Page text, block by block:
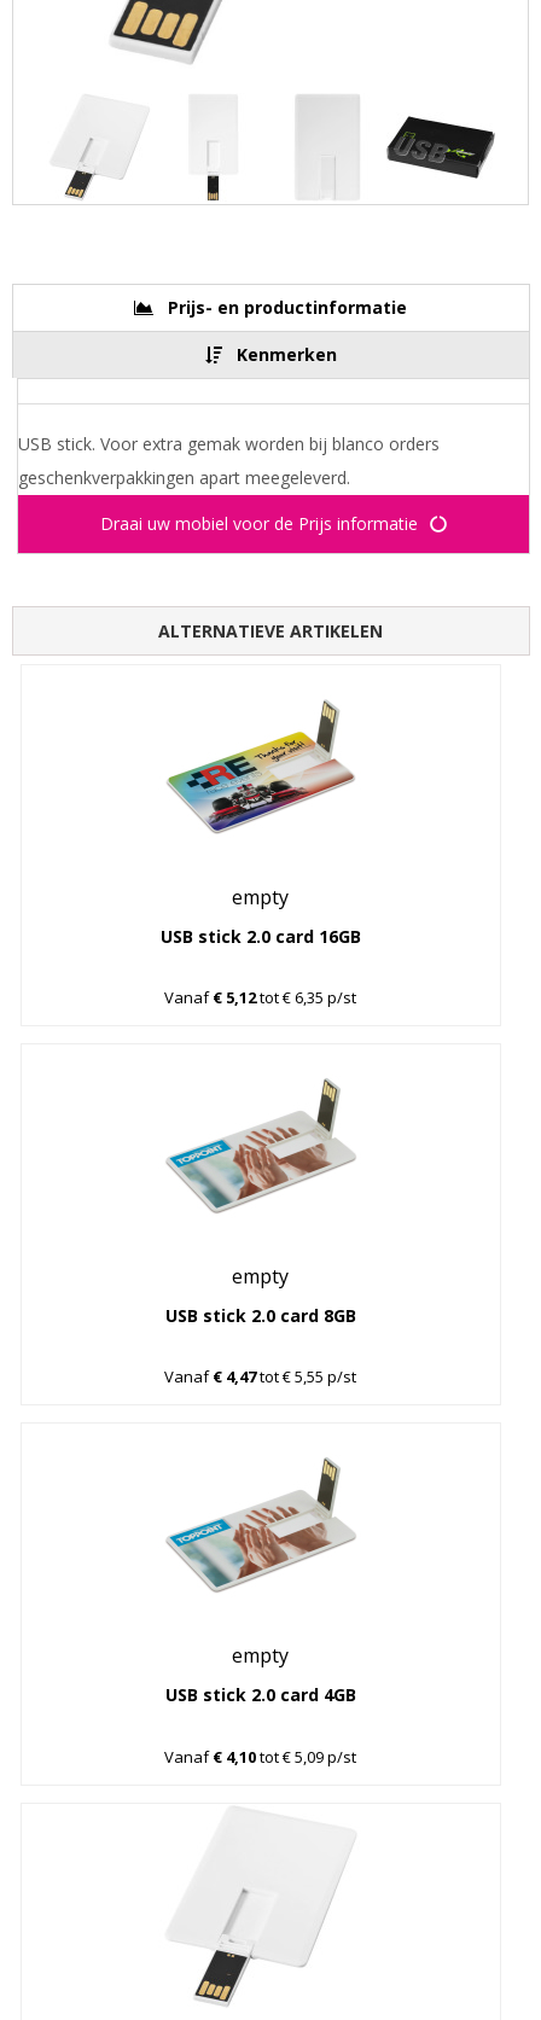
Prijs- en productinformatie
Kenmerken
USB stick. Voor extra gemak worden bij blanco orders
geschenkverpakkingen apart meegeleverd.
Draai uw mobiel voor de Prijs informatie
ALTERNATIEVE ARTIKELEN
empty
USB stick 2.0 card 16GB
Vanaf€ 5,12tot € 6,35 p/st
empty
USB stick 2.0 card 8GB
Vanaf€ 4,47tot € 5,55 p/st
empty
USB stick 2.0 card 4GB
Vanaf€ 4,10tot € 5,09 p/st